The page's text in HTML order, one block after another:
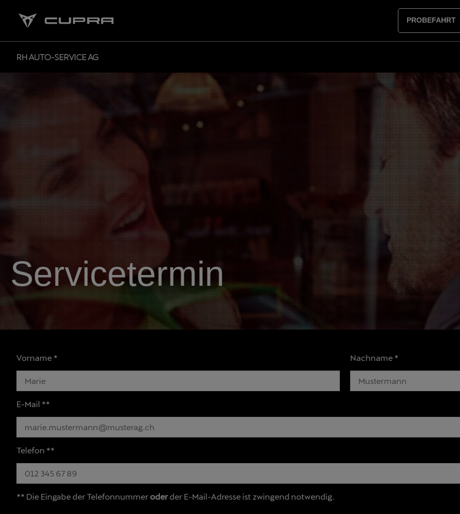
PROBEFAHRT
RH AUTO-SERVICE AG
Servicetermin
Vorname * Nachname *
E-Mail **
Telefon **
** Die Eingabe der Telefonnummer oderder E-Mail-Adresse ist zwingend notwendig.